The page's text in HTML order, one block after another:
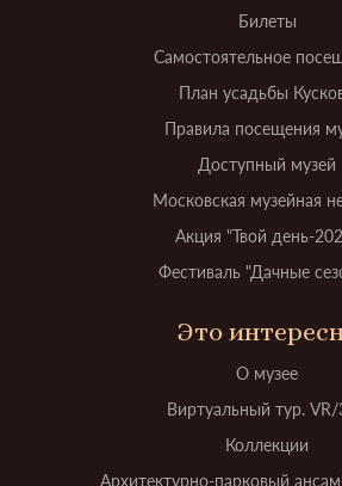
Билеты
Самостоятельное
План усадьбы
Правила посещения
Доступный музей
Московская музейная
Акция "Твой день-
Фестиваль "Дачные
Это
О музее
Виртуальный тур.
Коллекции
Архитектурно-парковый